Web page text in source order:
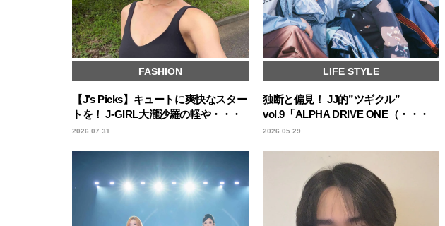
FASHION
【J’s Picks】キュートに爽快なスター
トを！ J-GIRL大瀧沙羅の軽や・・・
2026.07.31
LIFE STYLE
独断と偏見！ JJ的”ツギクル”
vol.9「ALPHA DRIVE ONE（・・・
2026.05.29